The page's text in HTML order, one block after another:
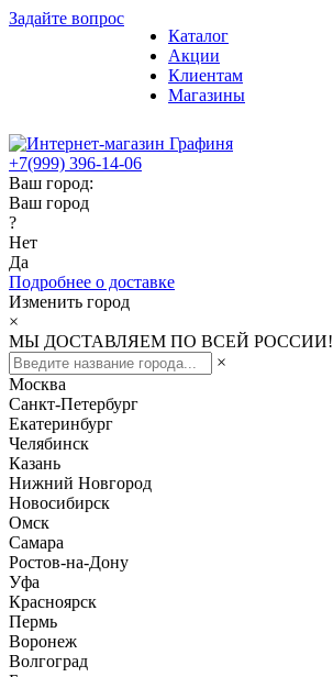
Задайте вопрос
Каталог
Акции
Клиентам
Магазины
+7(999) 396-14-06
Ваш город:
Ваш город
?
Нет
Да
Подробнее о доставке
Изменить город
×
МЫ ДОСТАВЛЯЕМ ПО ВСЕЙ РОССИИ!
×
Москва
Санкт-Петербург
Екатеринбург
Челябинск
Казань
Нижний Новгород
Новосибирск
Омск
Самара
Ростов-на-Дону
Уфа
Красноярск
Пермь
Воронеж
Волгоград